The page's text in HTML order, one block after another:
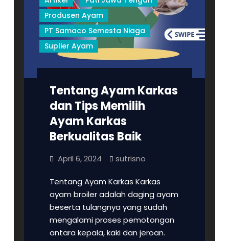
Produsen Ayam
PT Samaco Semesta Niaga
Suplier Ayam
Tentang Ayam Karkas
dan Tips Memilih
Ayam Karkas
Berkualitas Baik
April 6, 2024 sutrisno
Tentang Ayam Karkas Karkas
ayam broiler adalah daging ayam
beserta tulangnya yang sudah
mengalami proses pemotongan
antara kepala, kaki dan jeroan.